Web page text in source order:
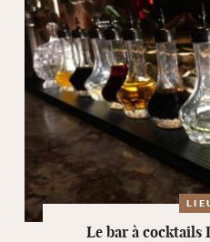
Le bar à cocktails